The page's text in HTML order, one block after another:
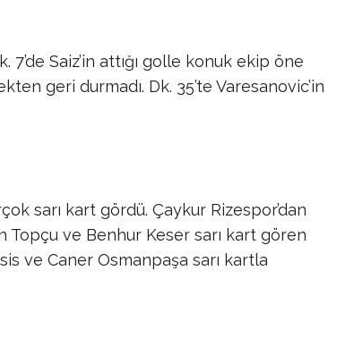
7’de Saiz’in attığı golle konuk ekip öne
geri durmadı. Dk. 35’te Varesanovic’in
sarı kart gördü. Çaykur Rizespor’dan
Topçu ve Benhur Keser sarı kart gören
ve Caner Osmanpaşa sarı kartla